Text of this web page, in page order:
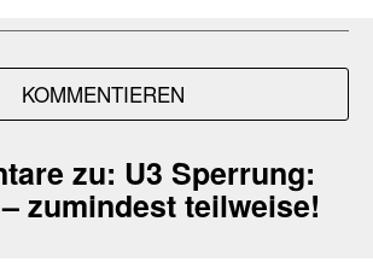
KOMMENTIEREN
zu: U3 Sperrung:
zumindest teilweise!